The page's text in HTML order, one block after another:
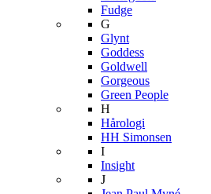
Fudge
G
Glynt
Goddess
Goldwell
Gorgeous
Green People
H
Hårologi
HH Simonsen
I
Insight
J